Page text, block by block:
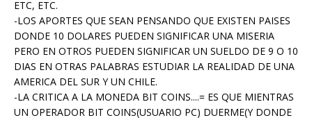
ETC, ETC.
-LOS APORTES QUE SEAN PENSANDO QUE EXISTEN PAISES
DONDE 10 DOLARES PUEDEN SIGNIFICAR UNA MISERIA
PERO EN OTROS PUEDEN SIGNIFICAR UN SUELDO DE 9 O 10
DIAS EN OTRAS PALABRAS ESTUDIAR LA REALIDAD DE UNA
AMERICA DEL SUR Y UN CHILE.
-LA CRITICA A LA MONEDA BIT COINS....= ES QUE MIENTRAS
UN OPERADOR BIT COINS(USUARIO PC) DUERME(Y DONDE